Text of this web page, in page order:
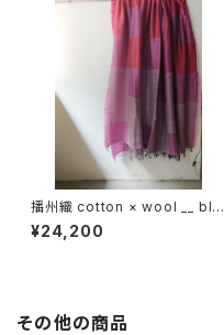
播州織 cotton × wool __ blo
ck 220-120 天竺牡丹GK
¥24,200
その他の商品